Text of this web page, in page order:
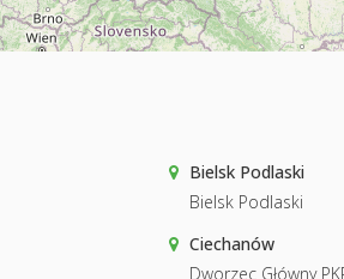
Bielsk Podlaski
Bielsk Podlaski
Ciechanów
Dworzec Główny